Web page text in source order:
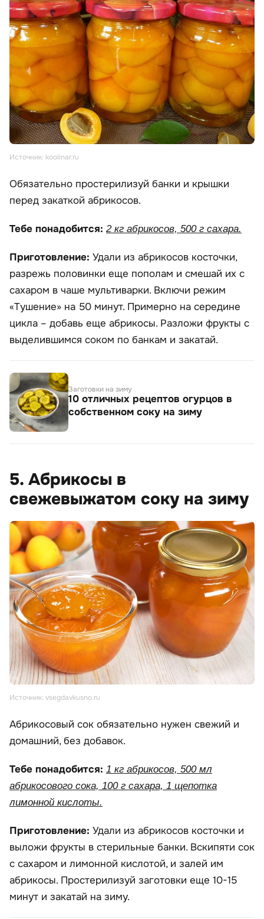
Источник: koolinar.ru
Обязательно простерилизуй банки и крышки
перед закаткой абрикосов.
Тебе понадобится: 2 кг абрикосов, 500 г сахара.
Приготовление: Удали из абрикосов косточки,
разрежь половинки еще пополам и смешай их с
сахаром в чаше мультиварки. Включи режим
«Тушение» на 50 минут. Примерно на середине
цикла – добавь еще абрикосы. Разложи фрукты с
выделившимся соком по банкам и закатай.
Заготовки на зиму
10 отличных рецептов огурцов в
собственном соку на зиму
5. Абрикосы в
свежевыжатом соку на зиму
Источник: vsegdavkusno.ru
Абрикосовый сок обязательно нужен свежий и
домашний, без добавок.
Тебе понадобится: 1 кг абрикосов, 500 мл
абрикосового сока, 100 г сахара, 1 щепотка
лимонной кислоты.
Приготовление: Удали из абрикосов косточки и
выложи фрукты в стерильные банки. Вскипяти сок
с сахаром и лимонной кислотой, и залей им
абрикосы. Простерилизуй заготовки еще 10-15
минут и закатай на зиму.